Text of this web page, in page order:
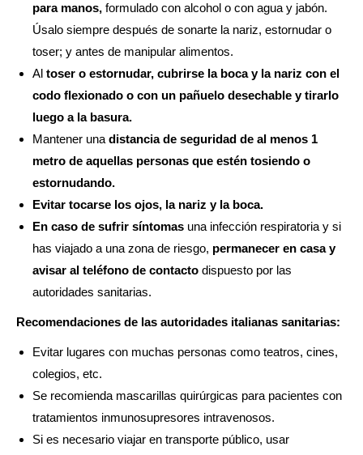
para manos, formulado con alcohol o con agua y jabón.
Úsalo siempre después de sonarte la nariz, estornudar o
toser; y antes de manipular alimentos.
Al toser o estornudar, cubrirse la boca y la nariz con el
codo flexionado o con un pañuelo desechable y tirarlo
luego a la basura.
Mantener una distancia de seguridad de al menos 1
metro de aquellas personas que estén tosiendo o
estornudando.
Evitar tocarse los ojos, la nariz y la boca.
En caso de sufrir síntomas una infección respiratoria y si
has viajado a una zona de riesgo, permanecer en casa y
avisar al teléfono de contacto dispuesto por las
autoridades sanitarias.
Recomendaciones de las autoridades italianas sanitarias:
Evitar lugares con muchas personas como teatros, cines,
colegios, etc.
Se recomienda mascarillas quirúrgicas para pacientes con
tratamientos inmunosupresores intravenosos.
Si es necesario viajar en transporte público, usar